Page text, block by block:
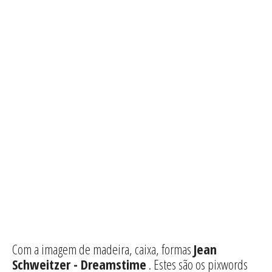
Com a imagem de madeira, caixa, formas Jean
Schweitzer - Dreamstime . Estes são os pixwords